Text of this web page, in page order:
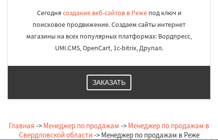
Сегодня создание веб-сайтов в Режепод ключ и
поисковое продвижение. Создаем сайты интернет
магазины на всех популярных платформах: Вордпресс,
UMI.CMS, OpenCart, 1c-bitrix, Друпал.
ЗАКАЗАТЬ
Главная -> Менеджер по продажам -> Менеджер по продажам в
Свердловской области-> Менеджер по продажам в Реже